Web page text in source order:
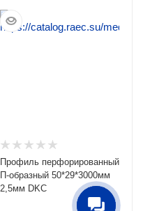
Профиль перфорированный
П-образный 50*29*3000мм
2,5мм DKC